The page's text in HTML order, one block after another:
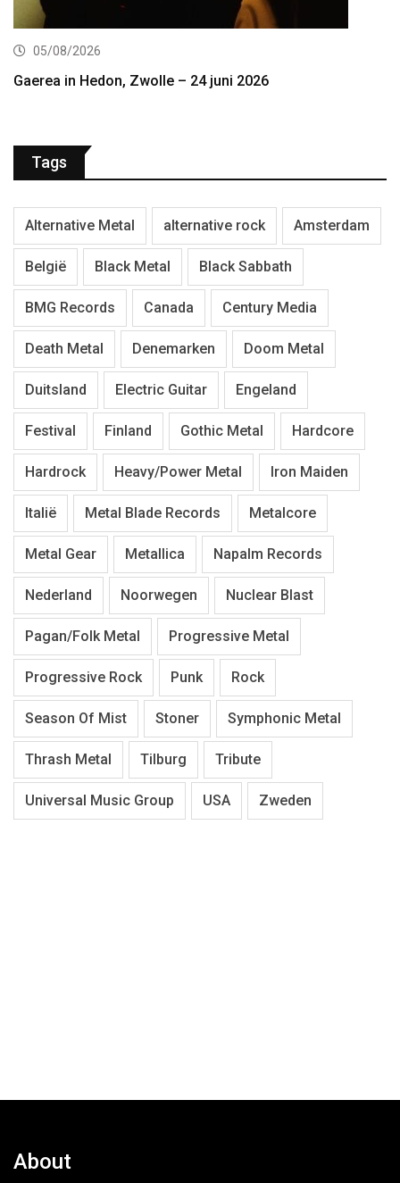
05/08/2026
Gaerea in Hedon, Zwolle – 24 juni 2026
Tags
Alternative Metal alternative rock Amsterdam
België Black Metal Black Sabbath
BMG Records Canada Century Media
Death Metal Denemarken Doom Metal
Duitsland Electric Guitar Engeland
Festival Finland Gothic Metal Hardcore
Hardrock Heavy/Power Metal Iron Maiden
Italië Metal Blade Records Metalcore
Metal Gear Metallica Napalm Records
Nederland Noorwegen Nuclear Blast
Pagan/Folk Metal Progressive Metal
Progressive Rock Punk Rock
Season Of Mist Stoner Symphonic Metal
Thrash Metal Tilburg Tribute
Universal Music Group USA Zweden
About